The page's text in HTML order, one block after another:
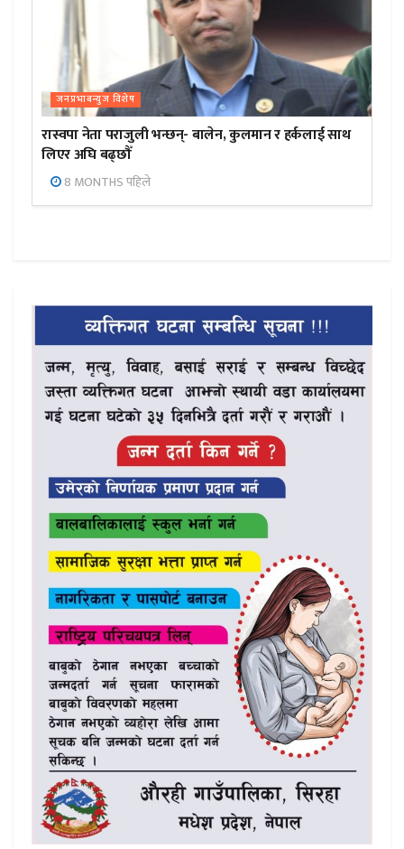
जनप्रभाबन्युज विशेष
रास्वपा नेता पराजुली भन्छन्- बालेन, कुलमान र हर्कलाई साथ
लिएर अघि बढ्छौँ
8 MONTHS पहिले